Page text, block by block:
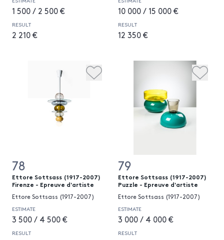
1 500 / 2 500 €
RESULT
2 210 €
10 000 / 15 000 €
RESULT
12 350 €
78
Ettore Sottsass (1917-2007)
Firenze - Epreuve d'artiste
Ettore Sottsass (1917-2007)
ESTIMATE
3 500 / 4 500 €
RESULT
79
Ettore Sottsass (1917-2007)
Puzzle - Epreuve d'artiste
Ettore Sottsass (1917-2007)
ESTIMATE
3 000 / 4 000 €
RESULT